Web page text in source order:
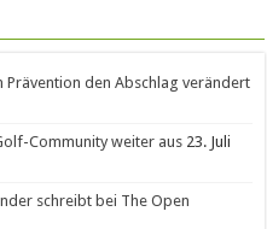
den Abschlag verändert
Community weiter aus 23. Juli
schreibt bei The Open